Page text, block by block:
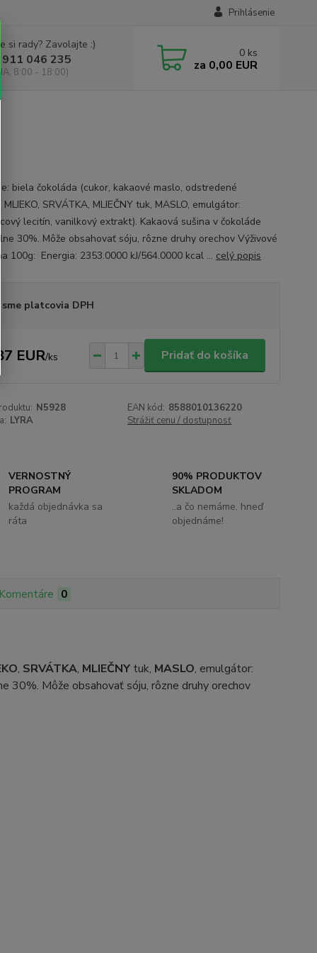
Prihlásenie
si rady? Zavolajte :)
911 046 235
8:00 - 18:00)
0 ks
za 0,00 EUR
biela čokoláda (cukor, kakaové maslo, odstredené
MLIEKO, SRVÁTKA, MLIEČNY tuk, MASLO, emulgátor:
lecitín, vanilkový extrakt). Kakaová sušina v čokoláde
30%. Môže obsahovať sóju, rôzne druhy orechov Výživové
100g: Energia: 2353.0000 kJ/564.0000 kcal ... celý popis
sme platcovia DPH
EUR/ks Pridať do košíka
N5928 EAN kód: 8588010136220
LYRA Strážiť cenu / dostupnosť
VERNOSTNÝ
PROGRAM
každá objednávka sa
ráta
90% PRODUKTOV
SKLADOM
..a čo nemáme, hneď
objednáme!
Komentáre 0
, SRVÁTKA, MLIEČNYtuk, MASLO, emulgátor:
30%. Môže obsahovať sóju, rôzne druhy orechov